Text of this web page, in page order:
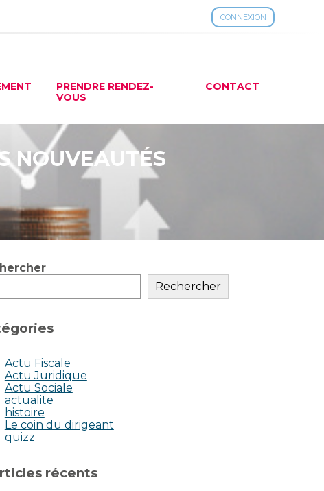
CONNEXION
PRENDRE RENDEZ-
VOUS
CONTACT
NOUVEAUTÉS
Rechercher
Actu Fiscale
Actu Juridique
Actu Sociale
actualite
histoire
Le coin du dirigeant
quizz
récents